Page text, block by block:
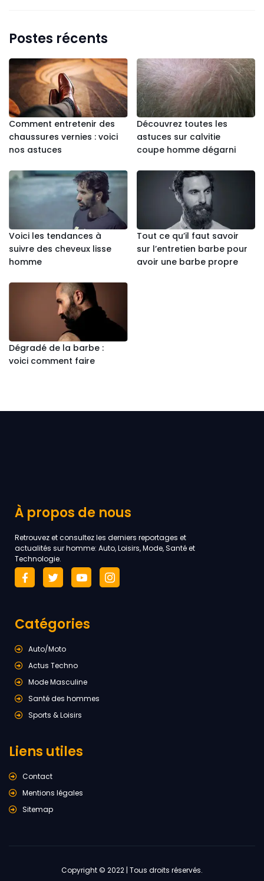
Postes récents
Comment entretenir des
chaussures vernies : voici
nos astuces
Découvrez toutes les
astuces sur calvitie
coupe homme dégarni
Voici les tendances à
suivre des cheveux lisse
homme
Tout ce qu’il faut savoir
sur l’entretien barbe pour
avoir une barbe propre
Dégradé de la barbe :
voici comment faire
À propos de nous
Retrouvez et consultez les derniers reportages et
actualités sur homme: Auto, Loisirs, Mode, Santé et
Technologie.
Catégories
Auto/Moto
Actus Techno
Mode Masculine
Santé des hommes
Sports & Loisirs
Liens utiles
Contact
Mentions légales
Sitemap
Copyright © 2022 | Tous droits réservés.